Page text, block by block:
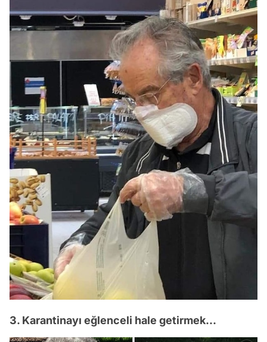
3. Karantinayı eğlenceli hale getirmek...